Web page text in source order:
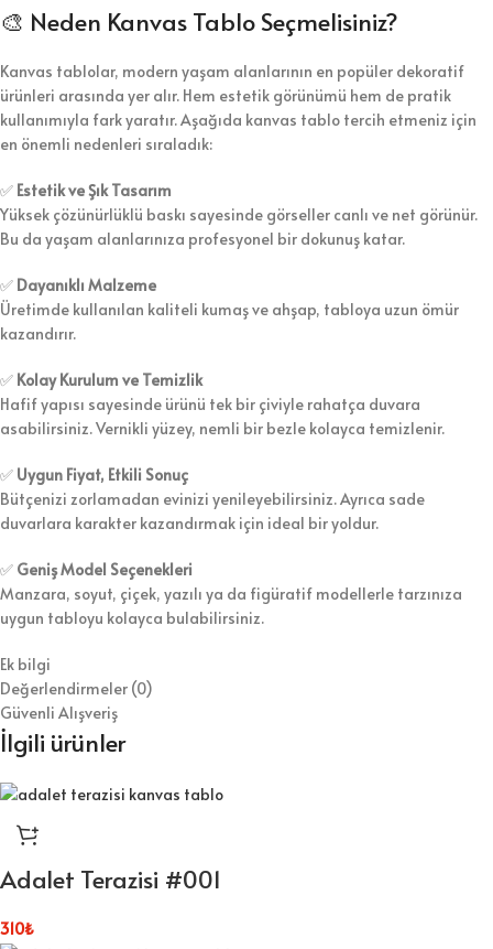
🎨 Neden Kanvas Tablo Seçmelisiniz?
Kanvas tablolar, modern yaşam alanlarının en popüler dekoratif
ürünleri arasında yer alır. Hem estetik görünümü hem de pratik
kullanımıyla fark yaratır. Aşağıda kanvas tablo tercih etmeniz için
en önemli nedenleri sıraladık:
✅ Estetik ve Şık Tasarım
Yüksek çözünürlüklü baskı sayesinde görseller canlı ve net görünür.
Bu da yaşam alanlarınıza profesyonel bir dokunuş katar.
✅ Dayanıklı Malzeme
Üretimde kullanılan kaliteli kumaş ve ahşap, tabloya uzun ömür
kazandırır.
✅ Kolay Kurulum ve Temizlik
Hafif yapısı sayesinde ürünü tek bir çiviyle rahatça duvara
asabilirsiniz. Vernikli yüzey, nemli bir bezle kolayca temizlenir.
✅ Uygun Fiyat, Etkili Sonuç
Bütçenizi zorlamadan evinizi yenileyebilirsiniz. Ayrıca sade
duvarlara karakter kazandırmak için ideal bir yoldur.
✅ Geniş Model Seçenekleri
Manzara, soyut, çiçek, yazılı ya da figüratif modellerle tarzınıza
uygun tabloyu kolayca bulabilirsiniz.
Ek bilgi
Değerlendirmeler (0)
Güvenli Alışveriş
İlgili ürünler
Adalet Terazisi #001
310₺